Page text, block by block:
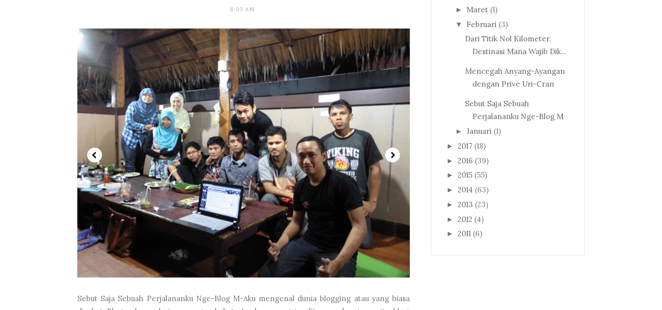
8:03 AM
Sebut Saja Sebuah Perjalananku Nge-Blog M-Aku mengenal dunia blogging atau yang biasa
► Maret (1)
▼ Februari (3)
Dari Titik Nol Kilometer,
Destinasi Mana Wajib Dik...
Mencegah Anyang-Ayangan
dengan Prive Uri-Cran
Sebut Saja Sebuah
Perjalananku Nge-Blog M
► Januari (1)
► 2017 (18)
► 2016 (39)
► 2015 (55)
► 2014 (63)
► 2013 (23)
► 2012 (4)
► 2011 (6)